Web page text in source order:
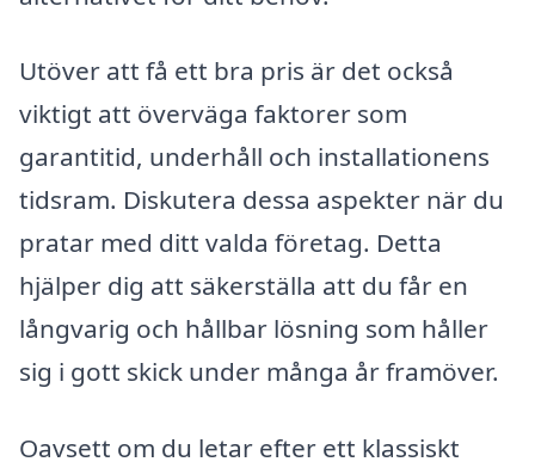
Utöver att få ett bra pris är det också
viktigt att överväga faktorer som
garantitid, underhåll och installationens
tidsram. Diskutera dessa aspekter när du
pratar med ditt valda företag. Detta
hjälper dig att säkerställa att du får en
långvarig och hållbar lösning som håller
sig i gott skick under många år framöver.
Oavsett om du letar efter ett klassiskt